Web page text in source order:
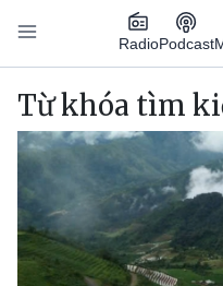
Nhảy đến nội dung
RadioPodcast
Main navigation
Từ khóa tìm